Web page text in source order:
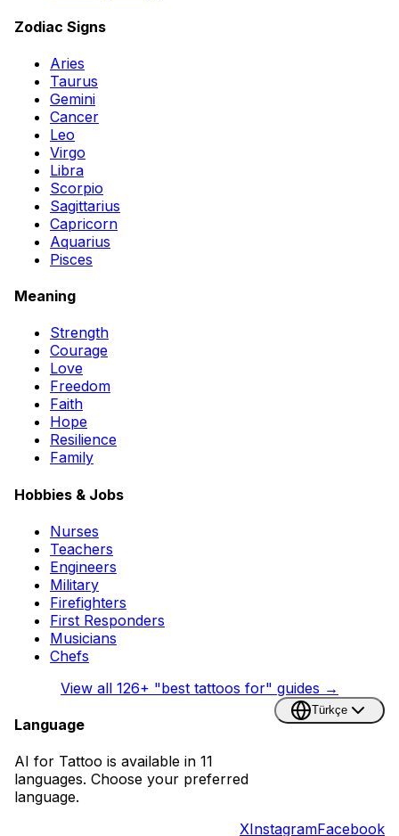
Zodiac Signs
Aries
Taurus
Gemini
Cancer
Leo
Virgo
Libra
Scorpio
Sagittarius
Capricorn
Aquarius
Pisces
Meaning
Strength
Courage
Love
Freedom
Faith
Hope
Resilience
Family
Hobbies & Jobs
Nurses
Teachers
Engineers
Military
Firefighters
First Responders
Musicians
Chefs
View all 126+ "best tattoos for" guides →
Language
AI for Tattoo is available in 11
languages. Choose your preferred
language.
Türkçe
XInstagramFacebook